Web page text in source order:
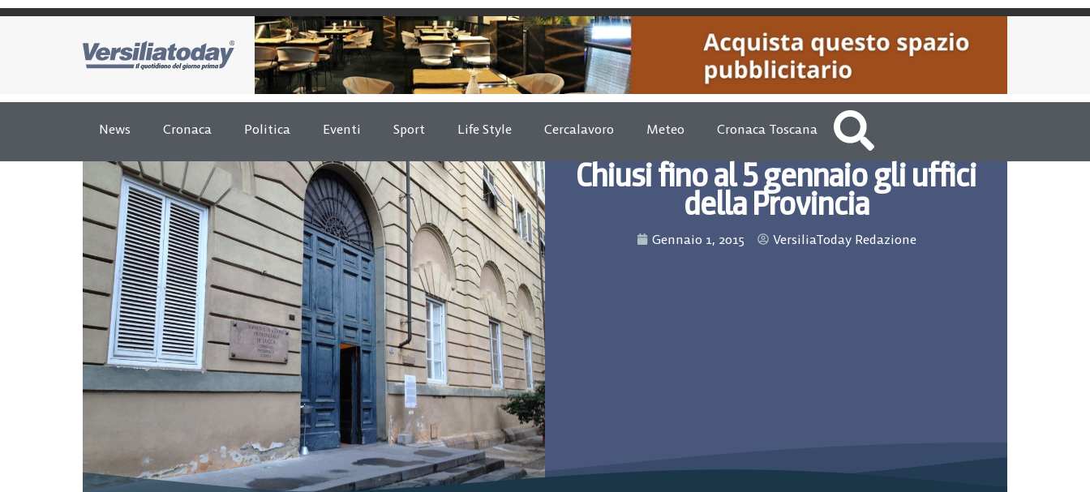
News Cronaca Politica Eventi Sport Life Style Cercalavoro Meteo Cronaca Toscana
Chiusi fino al 5 gennaio gli uffici
della Provincia
Gennaio 1, 2015 VersiliaToday Redazione